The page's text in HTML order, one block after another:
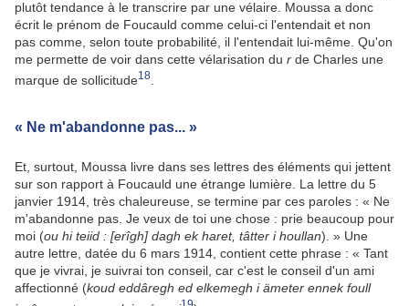
plutôt tendance à le transcrire par une vélaire. Moussa a donc
écrit le prénom de Foucauld comme celui-ci l'entendait et non
pas comme, selon toute probabilité, il l'entendait lui-même. Qu'on
me permette de voir dans cette vélarisation du r de Charles une
marque de sollicitude18
« Ne m'abandonne pas... »
Et, surtout, Moussa livre dans ses lettres des éléments qui jettent
sur son rapport à Foucauld une étrange lumière. La lettre du 5
janvier 1914, très chaleureuse, se termine par ces paroles : « Ne
m'abandonne pas. Je veux de toi une chose : prie beaucoup pour
moi (ou hi teiid : [erîgh] dagh ek haret, tâtter i houllan). » Une
autre lettre, datée du 6 mars 1914, contient cette phrase : « Tant
que je vivrai, je suivrai ton conseil, car c'est le conseil d'un ami
affectionné (koud eddâregh ed elkemegh i ämeter ennek foull